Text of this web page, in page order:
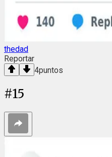
thedad
Reportar
4puntos
#15